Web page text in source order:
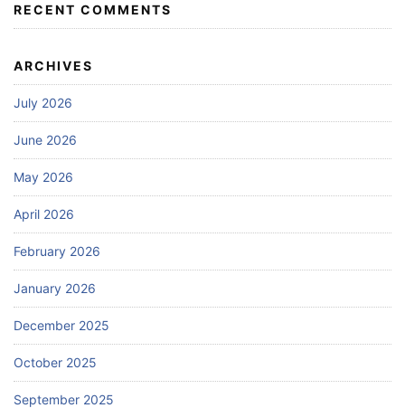
RECENT COMMENTS
ARCHIVES
July 2026
June 2026
May 2026
April 2026
February 2026
January 2026
December 2025
October 2025
September 2025